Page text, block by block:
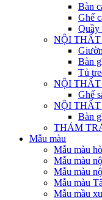
Bàn
Ghế
Quầy
NỘI
Bàn
Tủ
NỘI
Ghế
NỘI
Bàn
THẢM
Mẫu màu
Mẫu màu
Mẫu màu
Mẫu màu
Mẫu màu
Mẫu mầu